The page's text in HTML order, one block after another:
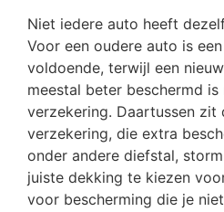
Niet iedere auto heeft
Voor een oudere auto is
voldoende, terwijl een
meestal beter beschermd
verzekering. Daartussen zit
verzekering, die extra
onder andere diefstal,
juiste dekking te kiezen
voor bescherming die je